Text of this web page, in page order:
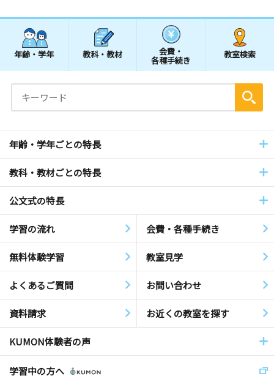
年齢・学年 教科・教材 会費・
各種手続き
教室検索
年齢・学年ごとの特長
教科・教材ごとの特長
公文式の特長
学習の流れ 会費・各種手続き
無料体験学習 教室見学
よくあるご質問 お問い合わせ
資料請求 お近くの教室を探す
KUMON体験者の声
学習中の方へ